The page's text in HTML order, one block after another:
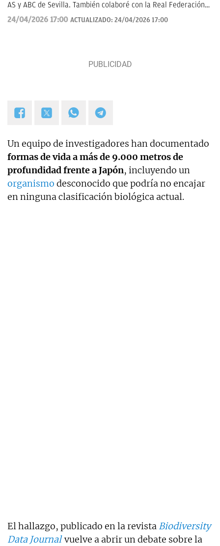
AS y ABC de Sevilla. También colaboré con la Real Federación
de Fútbol Andaluza.
24/04/2026 17:00 ACTUALIZADO: 24/04/2026 17:00
Un equipo de investigadores han documentado
formas de vida a más de 9.000 metros de
profundidad frente a Japón, incluyendo un
organismo desconocido que podría no encajar
en ninguna clasificación biológica actual.
El hallazgo, publicado en la revista Biodiversity
Data Journalvuelve a abrir un debate sobre la